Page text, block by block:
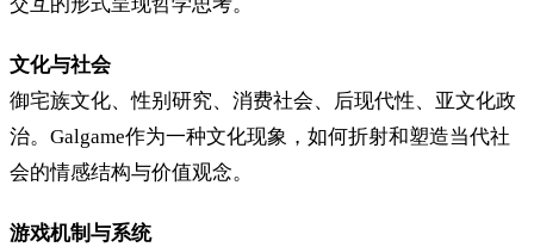
文化与社会
御宅族文化、性别研究、消费社会、后现代性、亚文化政
治。Galgame作为一种文化现象，如何折射和塑造当代社
会的情感结构与价值观念。
游戏机制与系统